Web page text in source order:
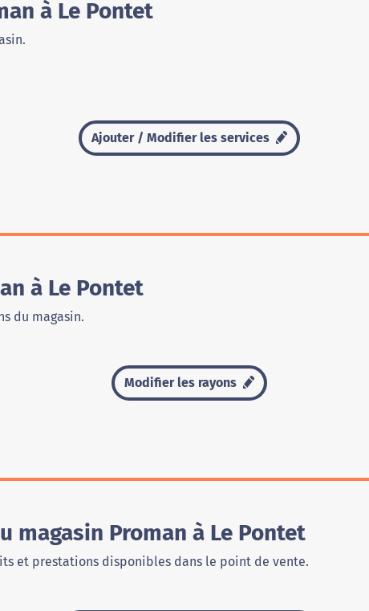
à Le Pontet
Ajouter / Modifier les services
à Le Pontet
du magasin.
Modifier les rayons
Proman à Le Pontet
et prestations disponibles dans le point de vente.